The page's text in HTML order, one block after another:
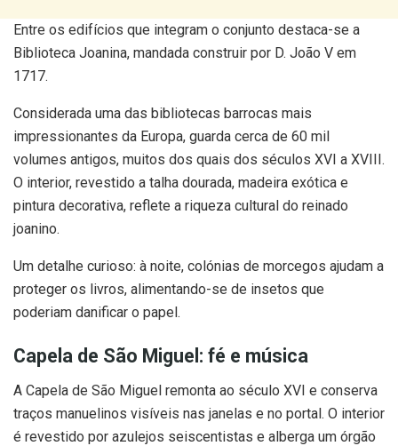
Entre os edifícios que integram o conjunto destaca-se a
Biblioteca Joanina, mandada construir por D. João V em
1717.
Considerada uma das bibliotecas barrocas mais
impressionantes da Europa, guarda cerca de 60 mil
volumes antigos, muitos dos quais dos séculos XVI a XVIII.
O interior, revestido a talha dourada, madeira exótica e
pintura decorativa, reflete a riqueza cultural do reinado
joanino.
Um detalhe curioso: à noite, colónias de morcegos ajudam a
proteger os livros, alimentando-se de insetos que
poderiam danificar o papel.
Capela de São Miguel: fé e música
A Capela de São Miguel remonta ao século XVI e conserva
traços manuelinos visíveis nas janelas e no portal. O interior
é revestido por azulejos seiscentistas e alberga um órgão